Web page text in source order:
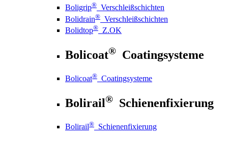
Boligrip® Verschleißschichten
Bolidrain® Verschleißschichten
Bolidtop® Z.OK
Bolicoat® Coatingsysteme
Bolicoat® Coatingsysteme
Bolirail® Schienenfixierung
Bolirail® Schienenfixierung